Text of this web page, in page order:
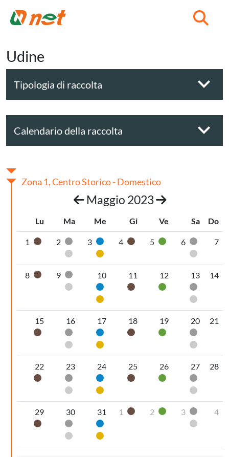
Udine
Tipologia di raccolta
Calendario della raccolta
Zona 1, Centro Storico - Domestico
Maggio 2023
Lu Ma Me Gi Ve Sa Do
1 Organico umido
2
Secco non riciclabile
Pannolini-pannoloni
3
Carta
Plastica
4 Organico umido
5 Vetro
6
Secco
7
8 Organico umido
9
Secco non riciclabile
Pannolini-pannoloni
10
Carta
Plastica
11
Organico umido
12
Vetro
13
Secco
14
15
Organico umido
16
Secco non riciclabile
Pannolini-pannoloni
17
Carta
Plastica
18
Organico umido
19
Vetro
20
Secco
21
22
Organico umido
23
Secco non riciclabile
Pannolini-pannoloni
24
Carta
Plastica
25
Organico umido
26
Vetro
27
Secco
28
29
Organico umido
30
Secco non riciclabile
Pannolini-pannoloni
31
Carta
Plastica
1 Organico umido
2 Vetro
3
Secco
4